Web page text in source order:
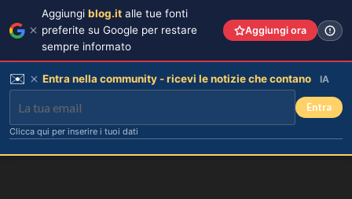
Aggiungi blog.it alle tue fonti
preferite su Google per restare
sempre informato
Aggiungi ora
✉️ Entra nella community - ricevi le notizie che contano IA
Entra
Clicca qui per inserire i tuoi dati